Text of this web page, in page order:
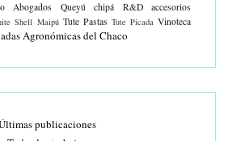
Abogados Queyú chipá R&D accesorios
Shell Maipú Tute Pastas Tute Picada Vinoteca
Agronómicas del Chaco
publicaciones